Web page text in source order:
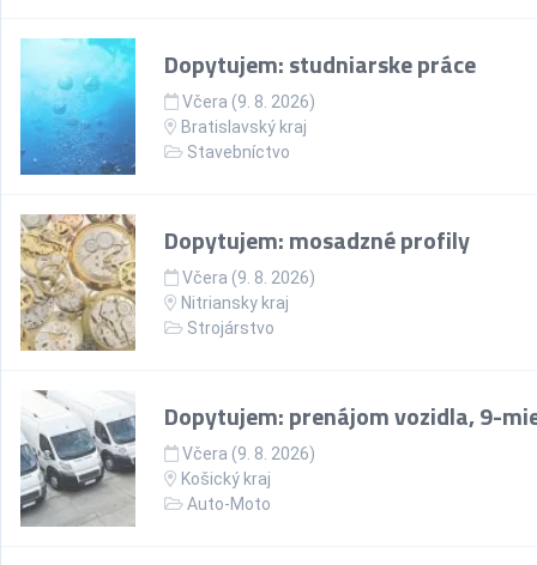
Dopytujem: studniarske práce
Včera (9. 8. 2026)
Bratislavský kraj
Stavebníctvo
Dopytujem: mosadzné profily
Včera (9. 8. 2026)
Nitriansky kraj
Strojárstvo
Dopytujem: prenájom vozidla, 9-
Včera (9. 8. 2026)
Košický kraj
Auto-Moto